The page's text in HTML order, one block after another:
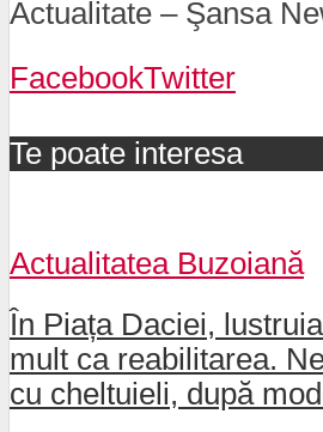
Actualitate – Şansa
FacebookTwitter
Te poate interesa
Actualitatea Buzoiană
În Piața Daciei,
mult ca reabilitarea.
cu cheltuieli, după